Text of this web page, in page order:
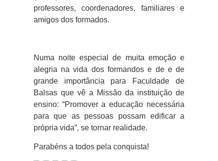
professores, coordenadores, familiares e
amigos dos formados.
Numa noite especial de muita emoção e
alegria na vida dos formandos e de e de
grande importância para Faculdade de
Balsas que vê a Missão da instituição de
ensino: “Promover a educação necessária
para que as pessoas possam edificar a
própria vida”, se tornar realidade.
Parabéns a todos pela conquista!